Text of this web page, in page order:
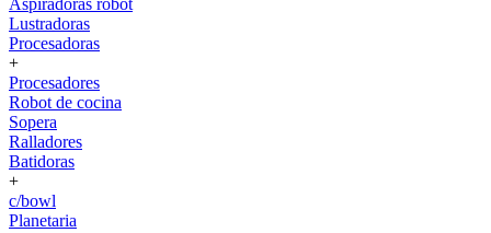
Aspiradoras robot
Lustradoras
Procesadoras
+
Procesadores
Robot de cocina
Sopera
Ralladores
Batidoras
+
c/bowl
Planetaria